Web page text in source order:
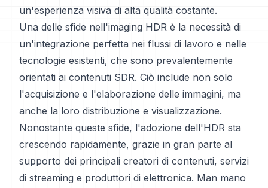
un'esperienza visiva di alta qualità costante.
Una delle sfide nell'imaging HDR è la necessità di
un'integrazione perfetta nei flussi di lavoro e nelle
tecnologie esistenti, che sono prevalentemente
orientati ai contenuti SDR. Ciò include non solo
l'acquisizione e l'elaborazione delle immagini, ma
anche la loro distribuzione e visualizzazione.
Nonostante queste sfide, l'adozione dell'HDR sta
crescendo rapidamente, grazie in gran parte al
supporto dei principali creatori di contenuti, servizi
di streaming e produttori di elettronica. Man mano